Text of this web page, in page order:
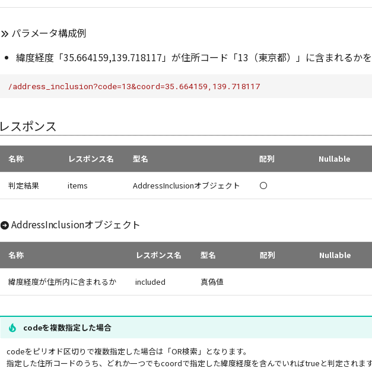
パラメータ構成例
緯度経度「35.664159,139.718117」が住所コード「13（東京都）」に含まれるか
/address_inclusion?code=13&coord=35.664159,139.718117
レスポンス
名称 レスポンス名 型名 配列 Nullable
判定結果 items AddressInclusionオブジェクト 〇
AddressInclusionオブジェクト
名称 レスポンス名 型名 配列 Nullable
緯度経度が住所内に含まれるか included 真偽値
codeを複数指定した場合
codeをピリオド区切りで複数指定した場合は「OR検索」となります。
指定した住所コードのうち、どれか一つでもcoordで指定した緯度経度を含んでいればtrueと判定されます